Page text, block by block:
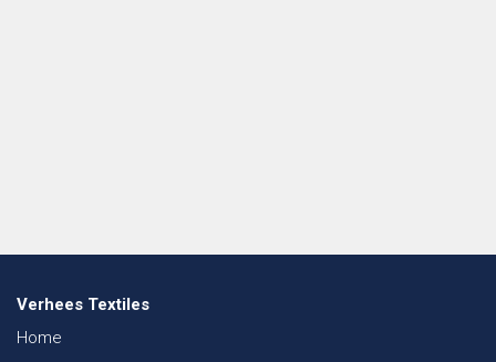
Verhees Textiles
Home